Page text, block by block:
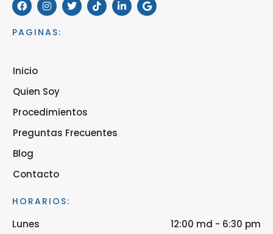
PAGINAS:
Inicio
Quien Soy
Procedimientos
Preguntas Frecuentes
Blog
Contacto
HORARIOS:
Lunes 12:00 md - 6:30 pm